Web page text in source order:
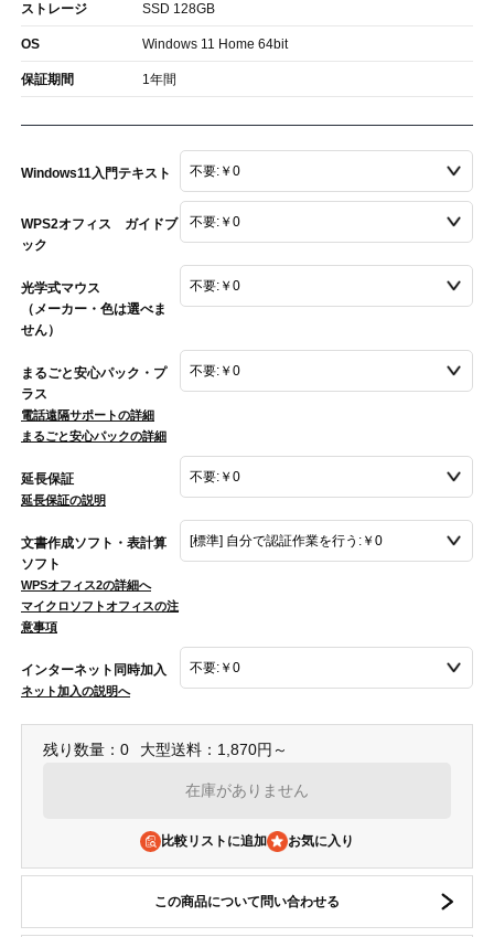
ストレージ SSD 128GB
OS Windows 11 Home 64bit
保証期間 1年間
Windows11入門テキスト
WPS2オフィス ガイドブ
ック
光学式マウス
（メーカー・色は選べま
せん）
まるごと安心パック・プ
ラス
電話遠隔サポートの詳細
まるごと安心パックの詳細
延長保証
延長保証の説明
文書作成ソフト・表計算
ソフト
WPSオフィス2の詳細へ
マイクロソフトオフィスの注
意事項
インターネット同時加入
ネット加入の説明へ
残り数量：0 大型送料：1,870円～
在庫がありません
比較リストに追加
この商品について問い合わせる